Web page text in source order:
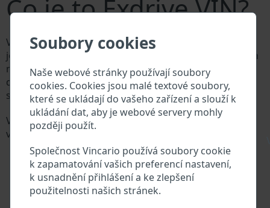
Soubory cookies
Naše webové stránky používají soubory
cookies. Cookies jsou malé textové soubory,
které se ukládají do vašeho zařízení a slouží k
ukládání dat, aby je webové servery mohly
později použít.
Společnost Vincario používá soubory cookie
k zapamatování vašich preferencí nastavení,
k usnadnění přihlášení a ke zlepšení
použitelnosti našich stránek.
Co je to Exdrive VIN?
Výrobce vozů Exdrive přiděluje každému vozidlu
jedinečné identifikační číslo zvané Vehicle Identification
number (VIN). VIN se skládá ze znaků a čísel o celkové
délce 17 znaků, do kterých ze zakódovaná základní
specifikaci vozidla.
Všechny databáze v automobilovém průmyslu
vyhledávají prostřednictvím VIN:
Databáze výrobce Exdrive
Databáze dovozců/vývozců Exdrive
Databáze prodejců Exdrive
Dodavatelé náhradních dílů a autoservisy Exdrive
Národní registr vozidel